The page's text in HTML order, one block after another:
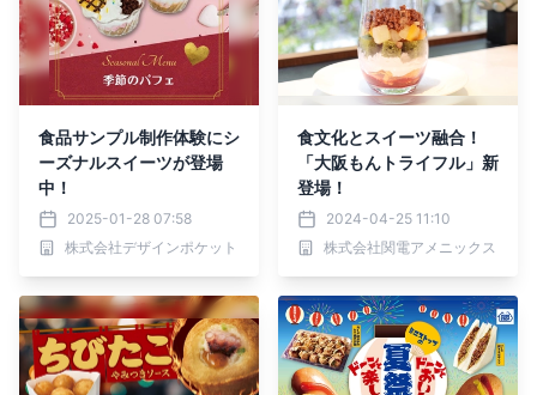
食品サンプル制作体験にシ
ーズナルスイーツが登場
中！
2025-01-28 07:58
株式会社デザインポケット
食文化とスイーツ融合！
「大阪もんトライフル」新
登場！
2024-04-25 11:10
株式会社関電アメニックス